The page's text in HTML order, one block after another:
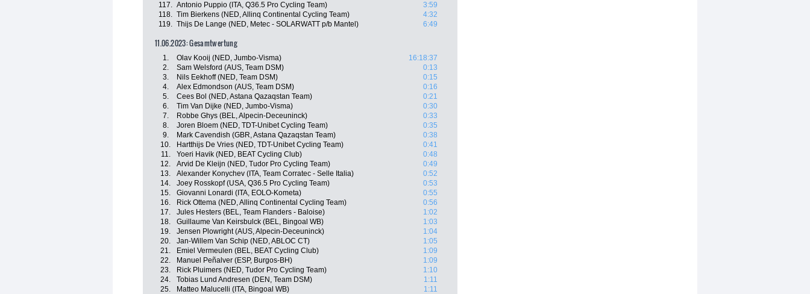
117. Antonio Puppio (ITA, Q36.5 Pro Cycling Team)
3:59
118. Tim Bierkens (NED, Allinq Continental Cycling Team)
4:32
119. Thijs De Lange (NED, Metec - SOLARWATT p/b Mantel) 6:49
11.06.2023: Gesamtwertung
1. Olav Kooij (NED, Jumbo-Visma)
16:18:37
2.
Sam Welsford (AUS, Team DSM)
0:13
3.
Nils Eekhoff (NED, Team DSM)
0:15
4.
Alex Edmondson (AUS, Team DSM)
0:16
5.
Cees Bol (NED, Astana Qazaqstan Team)
0:21
6.
Tim Van Dijke (NED, Jumbo-Visma)
0:30
7.
Robbe Ghys (BEL, Alpecin-Deceuninck)
0:33
8.
Joren Bloem (NED, TDT-Unibet Cycling Team)
0:35
9.
Mark Cavendish (GBR, Astana Qazaqstan Team)
0:38
10.
Hartthijs De Vries (NED, TDT-Unibet Cycling Team)
0:41
11.
Yoeri Havik (NED, BEAT Cycling Club)
0:48
12.
Arvid De Kleijn (NED, Tudor Pro Cycling Team)
0:49
13.
Alexander Konychev (ITA, Team Corratec - Selle Italia)
0:52
14.
Joey Rosskopf (USA, Q36.5 Pro Cycling Team)
0:53
15.
Giovanni Lonardi (ITA, EOLO-Kometa)
0:55
16.
Rick Ottema (NED, Allinq Continental Cycling Team)
0:56
17.
Jules Hesters (BEL, Team Flanders - Baloise)
1:02
18.
Guillaume Van Keirsbulck (BEL, Bingoal WB)
1:03
19.
Jensen Plowright (AUS, Alpecin-Deceuninck)
1:04
20.
Jan-Willem Van Schip (NED, ABLOC CT)
1:05
21.
Emiel Vermeulen (BEL, BEAT Cycling Club)
1:09
22.
Manuel Peñalver (ESP, Burgos-BH)
1:09
23.
Rick Pluimers (NED, Tudor Pro Cycling Team)
1:10
24.
Tobias Lund Andresen (DEN, Team DSM)
1:11
25.
Matteo Malucelli (ITA, Bingoal WB)
1:11